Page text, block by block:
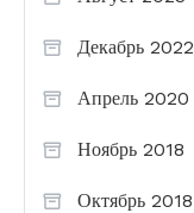
Декабрь 2022
Апрель 2020
Ноябрь 2018
Октябрь 2018